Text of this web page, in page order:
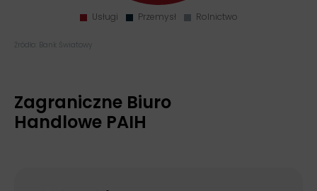
Źródło: Bank Światowy
Zagraniczne Biuro
Handlowe PAIH